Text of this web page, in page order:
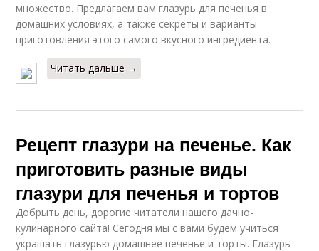
множество. Предлагаем вам глазурь для печенья в
домашних условиях, а также секреты и варианты
приготовления этого самого вкусного ингредиента.
Читать дальше →
Рецепт глазури на печенье. Как
приготовить разные виды
глазури для печенья и тортов
Добрыть день, дорогие читатели нашего дачно-
кулинарного сайта! Сегодня мы с вами будем учиться
украшать глазурью домашнее печенье и торты. Глазурь –